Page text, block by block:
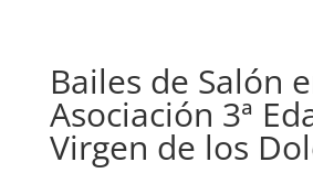
Bailes de Salón
Asociación 3ª
Virgen de los